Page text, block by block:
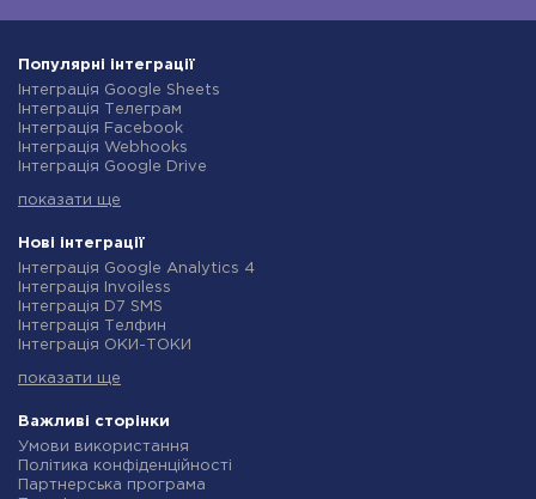
Популярні інтеграції
Інтеграція Google Sheets
Інтеграція Телеграм
Інтеграція Facebook
Інтеграція Webhooks
Інтеграція Google Drive
Інтеграція Gmail
Інтеграція Rozetka
Інтеграція OpenAI (ChatGPT)
Інтеграція Binotel
Інтеграція Prom
Інтеграція Приват24
Інтеграція OLX
Інтеграція SendPulse
Інтеграція Stream Telecom
Інтеграція Google Analytics
Інтеграція Creatio
Інтеграція Ringostat
показати ще
Нові інтеграції
Інтеграція Google Analytics 4
Інтеграція Invoiless
Інтеграція D7 SMS
Інтеграція Телфин
Інтеграція ОКИ-ТОКИ
Інтеграція Microsoft Dynamics 365
Інтеграція TxtSync
Інтеграція Wire2Air
Інтеграція Corezoid
Інтеграція Infobip
показати ще
Важливі сторінки
Умови використання
Політика конфіденційності
Партнерська програма